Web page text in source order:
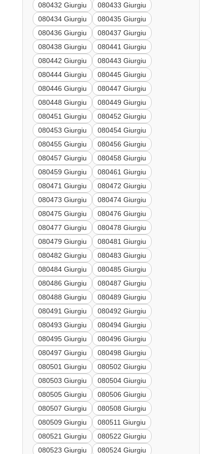
080432 Giurgiu
080433 Giurgiu
080434 Giurgiu
080435 Giurgiu
080436 Giurgiu
080437 Giurgiu
080438 Giurgiu
080441 Giurgiu
080442 Giurgiu
080443 Giurgiu
080444 Giurgiu
080445 Giurgiu
080446 Giurgiu
080447 Giurgiu
080448 Giurgiu
080449 Giurgiu
080451 Giurgiu
080452 Giurgiu
080453 Giurgiu
080454 Giurgiu
080455 Giurgiu
080456 Giurgiu
080457 Giurgiu
080458 Giurgiu
080459 Giurgiu
080461 Giurgiu
080471 Giurgiu
080472 Giurgiu
080473 Giurgiu
080474 Giurgiu
080475 Giurgiu
080476 Giurgiu
080477 Giurgiu
080478 Giurgiu
080479 Giurgiu
080481 Giurgiu
080482 Giurgiu
080483 Giurgiu
080484 Giurgiu
080485 Giurgiu
080486 Giurgiu
080487 Giurgiu
080488 Giurgiu
080489 Giurgiu
080491 Giurgiu
080492 Giurgiu
080493 Giurgiu
080494 Giurgiu
080495 Giurgiu
080496 Giurgiu
080497 Giurgiu
080498 Giurgiu
080501 Giurgiu
080502 Giurgiu
080503 Giurgiu
080504 Giurgiu
080505 Giurgiu
080506 Giurgiu
080507 Giurgiu
080508 Giurgiu
080509 Giurgiu
080511 Giurgiu
080521 Giurgiu
080522 Giurgiu
080523 Giurgiu
080524 Giurgiu